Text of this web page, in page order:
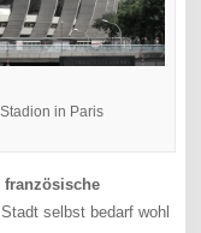
in Paris
französische
selbst bedarf wohl